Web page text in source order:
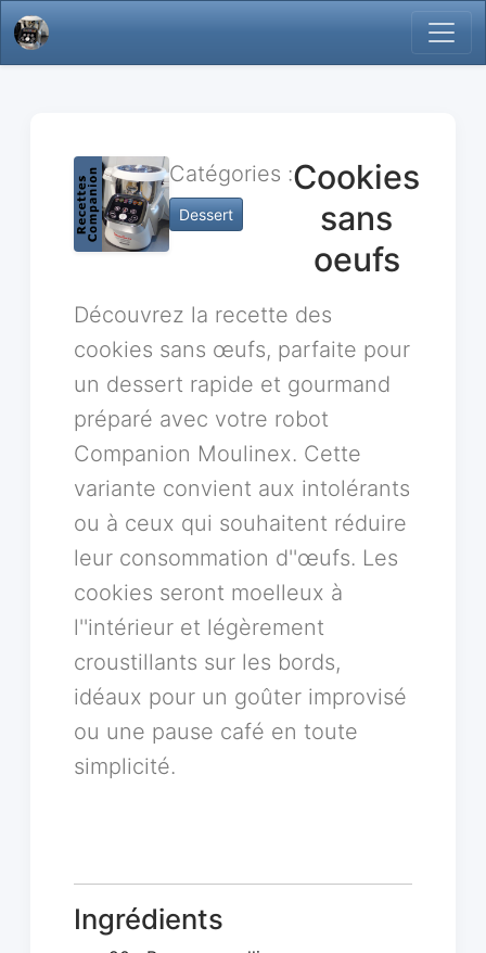
Catégories :
Dessert
Cookies
sans
oeufs
Découvrez la recette des
cookies sans œufs, parfaite pour
un dessert rapide et gourmand
préparé avec votre robot
Companion Moulinex. Cette
variante convient aux intolérants
ou à ceux qui souhaitent réduire
leur consommation d''œufs. Les
cookies seront moelleux à
l''intérieur et légèrement
croustillants sur les bords,
idéaux pour un goûter improvisé
ou une pause café en toute
simplicité.
Ingrédients